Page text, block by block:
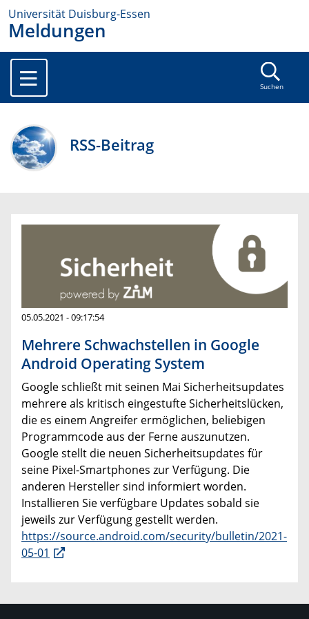
Universität Duisburg-Essen
Meldungen
Suchen
RSS-Beitrag
05.05.2021 - 09:17:54
Mehrere Schwachstellen in Google
Android Operating System
Google schließt mit seinen Mai Sicherheitsupdates
mehrere als kritisch eingestufte Sicherheitslücken,
die es einem Angreifer ermöglichen, beliebigen
Programmcode aus der Ferne auszunutzen.
Google stellt die neuen Sicherheitsupdates für
seine Pixel-Smartphones zur Verfügung. Die
anderen Hersteller sind informiert worden.
Installieren Sie verfügbare Updates sobald sie
jeweils zur Verfügung gestellt werden.
https://source.android.com/security/bulletin/2021-
05-01